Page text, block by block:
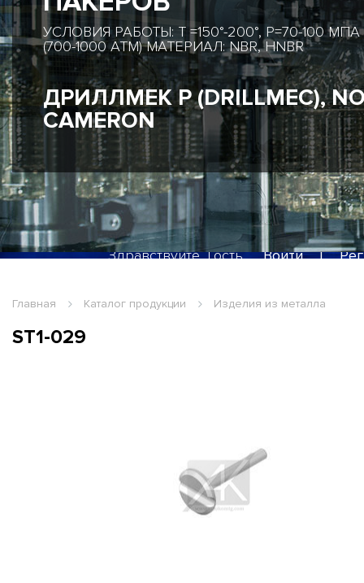
УСЛОВИЯ РАБОТЫ: T =150°-200°, P=70-100 МПА
(700-1000 АТМ) МАТЕРИАЛ: NBR, HNBR
ДРИЛЛМЕК Р (DRILLMEC),
CAMERON
Здравствуйте, Гость Войти|
Главная Каталог продукции Изделия из металла
ST1-029